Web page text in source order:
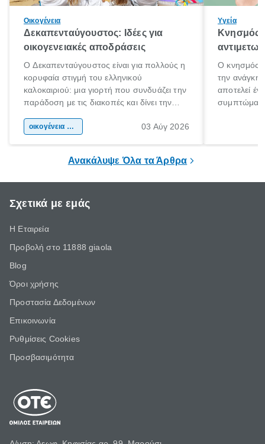
Οικογένεια
Δεκαπενταύγουστος: Ιδέες για
οικογενειακές αποδράσεις
Ο Δεκαπενταύγουστος είναι για πολλούς η
κορυφαία στιγμή του ελληνικού
καλοκαιριού: μια γιορτή που συνδυάζει την
παράδοση με τις διακοπές και δίνει την
χώρας. Είτε πρόκειται για λίγες μέρες
οικογένεια & παιδί 03 Αύγ 2026
Υγεία
Κνησμός:
Ο κνησμός
την ανάγκη
αποτελεί
Ανακάλυψε Όλα τα Άρθρα
Σχετικά με εμάς
Η Εταιρεία
Προβολή στο 11888 giaola
Blog
Όροι χρήσης
Προστασία Δεδομένων
Επικοινωνία
Ρυθμίσεις Cookies
Προσβασιμότητα